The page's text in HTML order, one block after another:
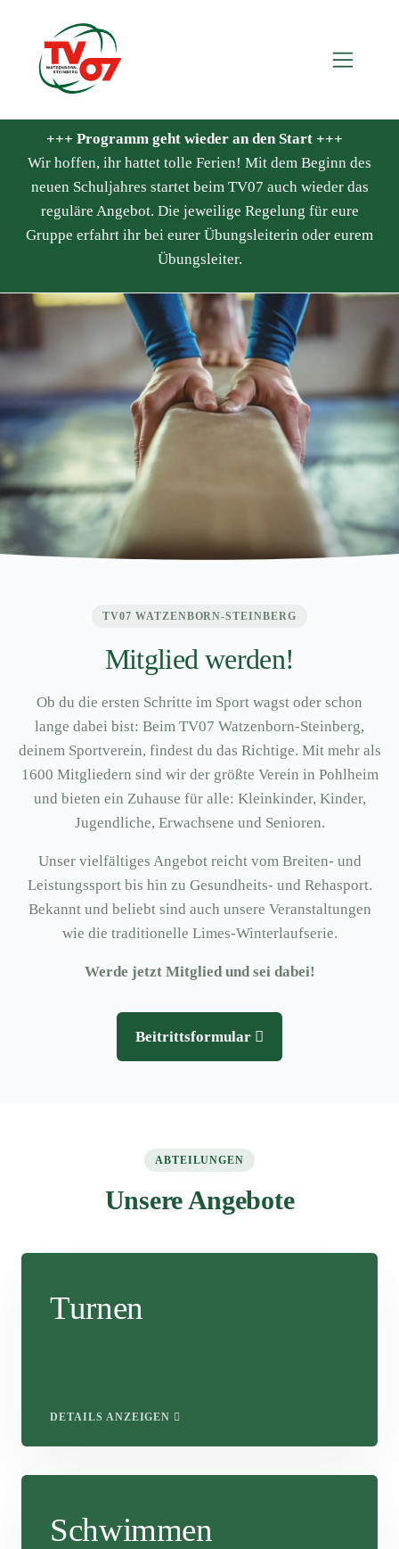
+++ Programm geht wieder an den Start +++
Wir hoffen, ihr hattet tolle Ferien! Mit dem Beginn des
neuen Schuljahres startet beim TV07 auch wieder das
reguläre Angebot. Die jeweilige Regelung für eure
Gruppe erfahrt ihr bei eurer Übungsleiterin oder eurem
Übungsleiter.
TV07 WATZENBORN-STEINBERG
Mitglied werden!
Ob du die ersten Schritte im Sport wagst oder schon
lange dabei bist: Beim TV07 Watzenborn-Steinberg,
deinem Sportverein, findest du das Richtige. Mit mehr als
1600 Mitgliedern sind wir der größte Verein in Pohlheim
und bieten ein Zuhause für alle: Kleinkinder, Kinder,
Jugendliche, Erwachsene und Senioren.
Unser vielfältiges Angebot reicht vom Breiten- und
Leistungssport bis hin zu Gesundheits- und Rehasport.
Bekannt und beliebt sind auch unsere Veranstaltungen
wie die traditionelle Limes-Winterlaufserie.
Werde jetzt Mitglied und sei dabei!
Beitrittsformular
ABTEILUNGEN
Unsere Angebote
Turnen
DETAILS ANZEIGEN
Schwimmen